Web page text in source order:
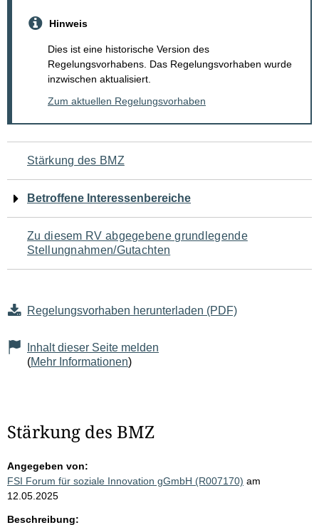
Hinweis
Dies ist eine historische Version des
Regelungsvorhabens. Das Regelungsvorhaben wurde
inzwischen aktualisiert.
Zum aktuellen Regelungsvorhaben
Navigation
für
den
Seiteninhalt
Stärkung des BMZ
Betroffene Interessenbereiche
Zu diesem RV abgegebene grundlegende
Stellungnahmen/Gutachten
Regelungsvorhaben herunterladen (PDF)
Inhalt dieser Seite melden
(Mehr Informationen)
Stärkung des BMZ
Angegeben von:
FSI Forum für soziale Innovation gGmbH (R007170) am
12.05.2025
Beschreibung: